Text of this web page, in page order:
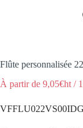
Flûte personnalisée
À partir de 9,05€ht /